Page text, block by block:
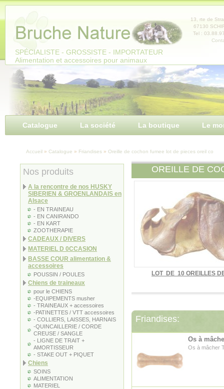
SPÉCIALISTE - GROSSISTE - IMPORTATEUR
Alimentation et accessoires pour animaux
13, rte de
67130
Tel :
Catalogue La société La boutique Le
Accueil » Catalogue » Friandises » Oreille de cochon fumee lot de pieces oreil co
Nos produits
A la rencontre de nos HUSKY
SIBERIEN & GROENLANDAIS en
Alsace
- EN TRAINEAU
- EN CANIRANDO
- EN KART
ZOOTHERAPIE
CADEAUX / DIVERS
MATERIEL D 0CCASION
BASSE COUR alimentation &
accessoires
POUSSIN / POULES
Chiens de traineaux
pour le CHIENS
-EQUIPEMENTS musher
- TRAINEAUX + accessoires
-PATINETTES / VTT accessoires
- COLLIERS, LAISSES, HARNAIS
-QUINCAILLERIE / CORDE
CREUSE / SANGLE
- LIGNE DE TRAIT +
AMORTISSEUR
- STAKE OUT + PIQUET
Chiens
SOINS
ALIMENTATION
MATERIEL
OREILLE DE
LOT DE 10 OREILLES
Friandises:
Os à
Os à mâcher
Panneau de gestion des cookies